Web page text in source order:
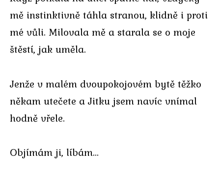
mě instinktivně táhla stranou, klidně i proti
mé vůli. Milovala mě a starala se o moje
štěstí, jak uměla.
Jenže v malém dvoupokojovém bytě těžko
někam utečete a Jitku jsem navíc vnímal
hodně vřele.
Objímám ji, líbám…